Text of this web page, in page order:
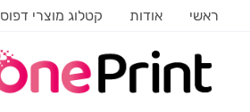
ראשי אודות קטלוג מוצרי דפוס